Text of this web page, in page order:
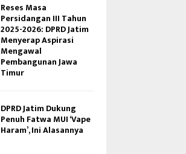
Reses Masa
Persidangan III Tahun
2025-2026: DPRD Jatim
Menyerap Aspirasi
Mengawal
Pembangunan Jawa
Timur
DPRD Jatim Dukung
Penuh Fatwa MUI ‘Vape
Haram’, Ini Alasannya